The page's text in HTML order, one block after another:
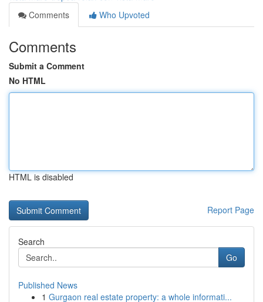
Comments
Who Upvoted
Comments
Submit a Comment
No HTML
HTML is disabled
Report Page
Search
Go
Published News
1 Gurgaon real estate property: a whole informati...